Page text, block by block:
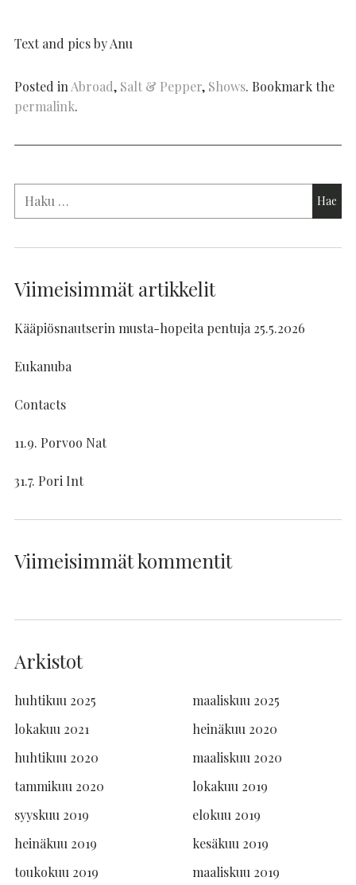
Text and pics by Anu
Posted in Abroad, Salt & Pepper, Shows. Bookmark the
permalink.
Viimeisimmät artikkelit
Kääpiösnautserin musta-hopeita pentuja 25.5.2026
Eukanuba
Contacts
11.9. Porvoo Nat
31.7. Pori Int
Viimeisimmät kommentit
Arkistot
huhtikuu 2025
maaliskuu 2025
lokakuu 2021
heinäkuu 2020
huhtikuu 2020
maaliskuu 2020
tammikuu 2020
lokakuu 2019
syyskuu 2019
elokuu 2019
heinäkuu 2019
kesäkuu 2019
toukokuu 2019
maaliskuu 2019